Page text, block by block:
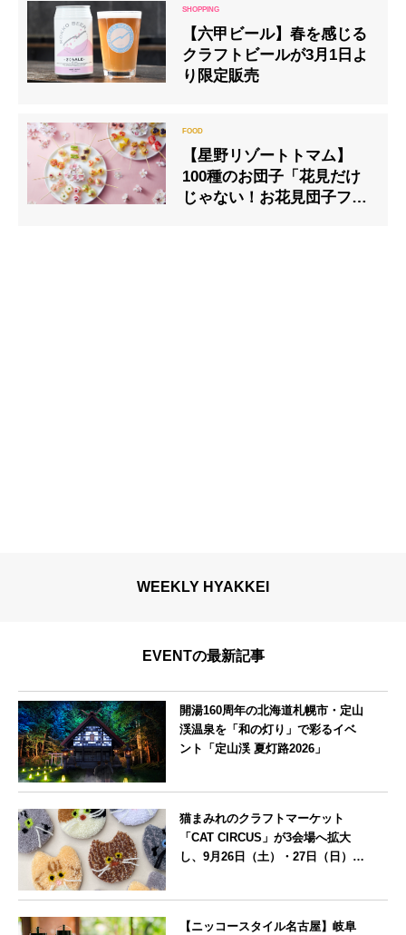
【六甲ビール】春を感じる
クラフトビールが3月1日よ
り限定販売
【星野リゾートトマム】
100種のお団子「花見だけ
じゃない！お花見団子フェ
WEEKLY HYAKKEI
EVENTの最新記事
開湯160周年の北海道札幌市・定山
渓温泉を「和の灯り」で彩るイベ
ント「定山渓 夏灯路2026」
猫まみれのクラフトマーケット
「CAT CIRCUS」が3会場へ拡大
し、9月26日（土）・27日（日）に
【ニッコースタイル名古屋】岐阜